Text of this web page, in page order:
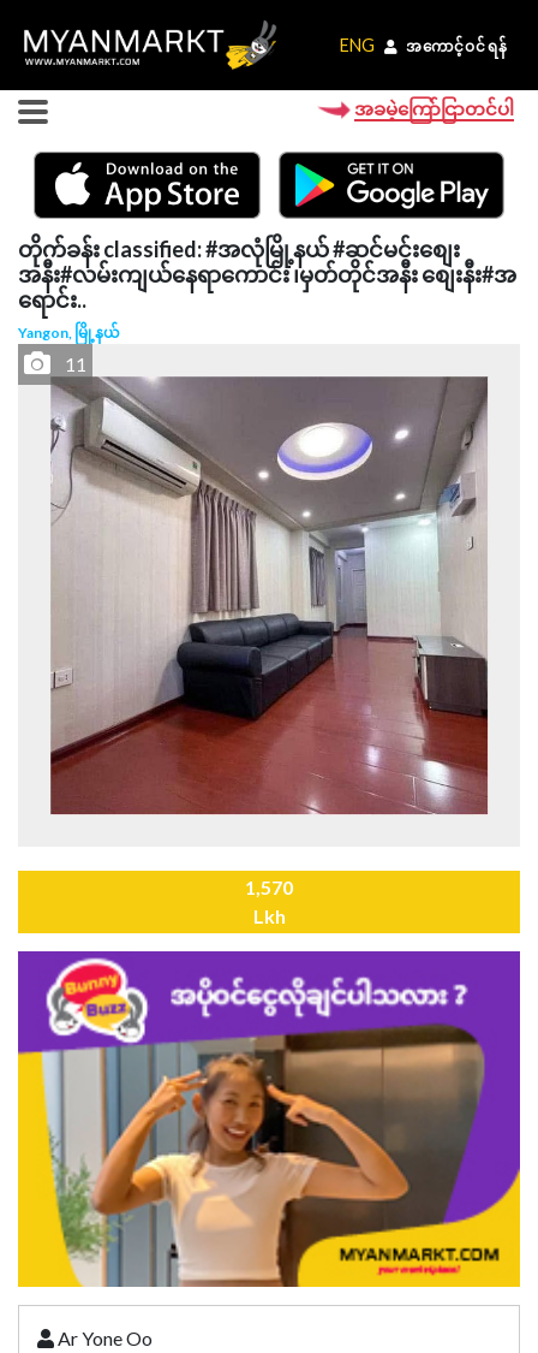
ENG အကောင့်ဝင်ရန်
ENG အကောင့်ဝင်ရန်
အခမဲ့ကြော်ငြာတင်ပါ
တိုက်ခန်း classified: #အလုံမြို့နယ် #ဆင်မင်းစျေး
အနီး#လမ်းကျယ်နေရာကောင်း ၊မှတ်တိုင်အနီး စျေးနီး#အ
ရောင်း..
Yangon, မြို့နယ်
11
1,570
Lkh
Ar Yone Oo